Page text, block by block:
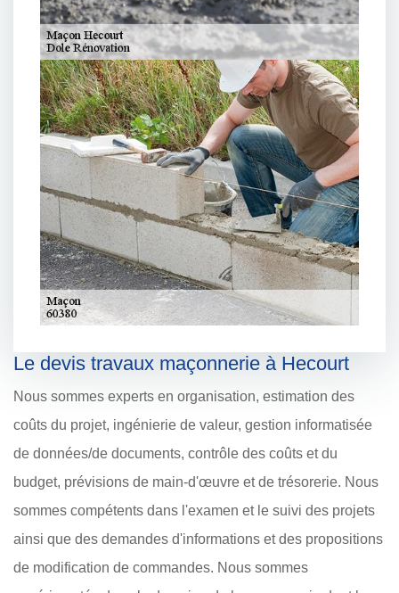
Le devis travaux maçonnerie à Hecourt
Nous sommes experts en organisation, estimation des
coûts du projet, ingénierie de valeur, gestion informatisée
de données/de documents, contrôle des coûts et du
budget, prévisions de main-d'œuvre et de trésorerie. Nous
sommes compétents dans l'examen et le suivi des projets
ainsi que des demandes d'informations et des propositions
de modification de commandes. Nous sommes